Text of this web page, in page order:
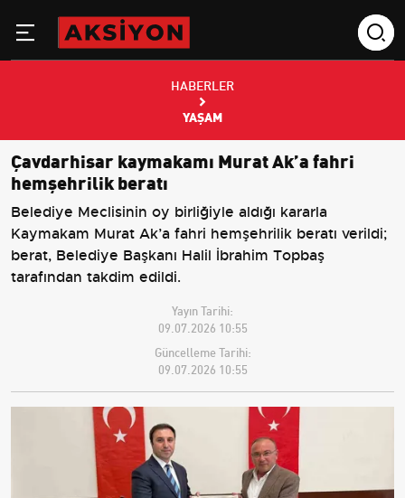
HABERLER
YAŞAM
Çavdarhisar kaymakamı Murat Ak’a fahri
hemşehrilik beratı
Belediye Meclisinin oy birliğiyle aldığı kararla
Kaymakam Murat Ak’a fahri hemşehrilik beratı verildi;
berat, Belediye Başkanı Halil İbrahim Topbaş
tarafından takdim edildi.
Yayın Tarihi:
09.07.2026 10:55
Güncelleme Tarihi:
09.07.2026 10:55